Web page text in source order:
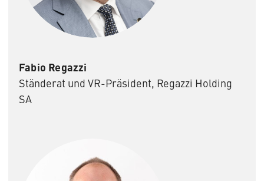
Fabio Regazzi
Ständerat und VR-Präsident, Regazzi Holding
SA